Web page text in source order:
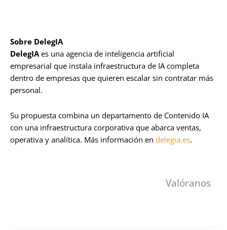
Sobre DelegIA
DelegIAes una agencia de inteligencia artificial
empresarial que instala infraestructura de IA completa
dentro de empresas que quieren escalar sin contratar más
personal.
Su propuesta combina un departamento de Contenido IA
con una infraestructura corporativa que abarca ventas,
operativa y analítica. Más información en delegia.es.
Valóranos